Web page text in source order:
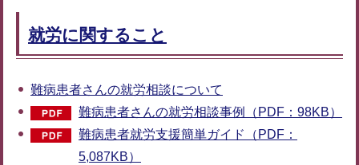
就労に関すること
難病患者さんの就労相談について
難病患者さんの就労相談事例（PDF：98KB）
難病患者就労支援簡単ガイド（PDF：
5,087KB）